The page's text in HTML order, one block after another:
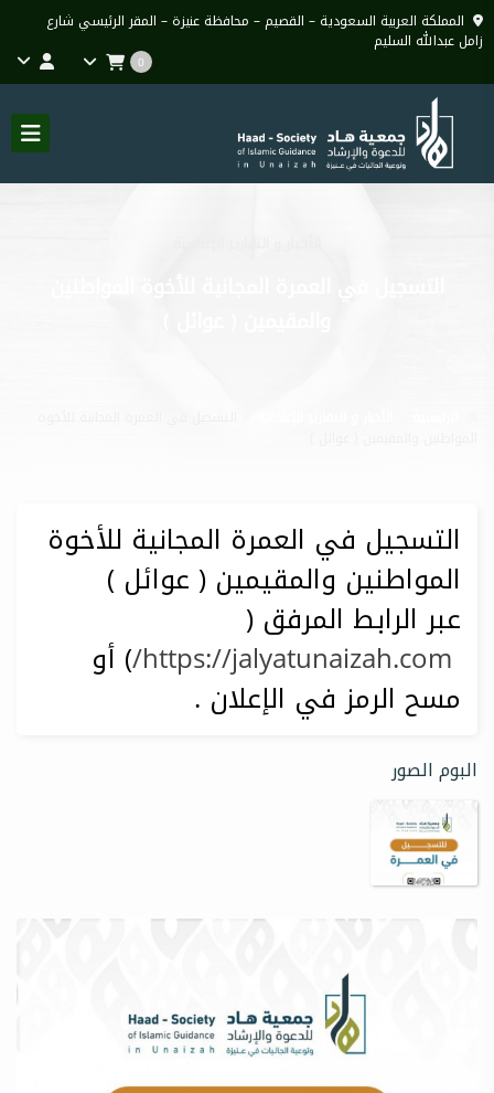
المملكة العربية السعودية – القصيم – محافظة عنيزة – المقر الرئيسي شارع
زامل عبدالله السليم
0
التسجيل في العمرة المجانية للأخوة
المواطنين والمقيمين ( عوائل )
عبر الرابط المرفق (
https://jalyatunaizah.com/ ) أو
مسح الرمز في الإعلان .
البوم الصور